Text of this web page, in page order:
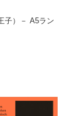
子）－ A5ラン